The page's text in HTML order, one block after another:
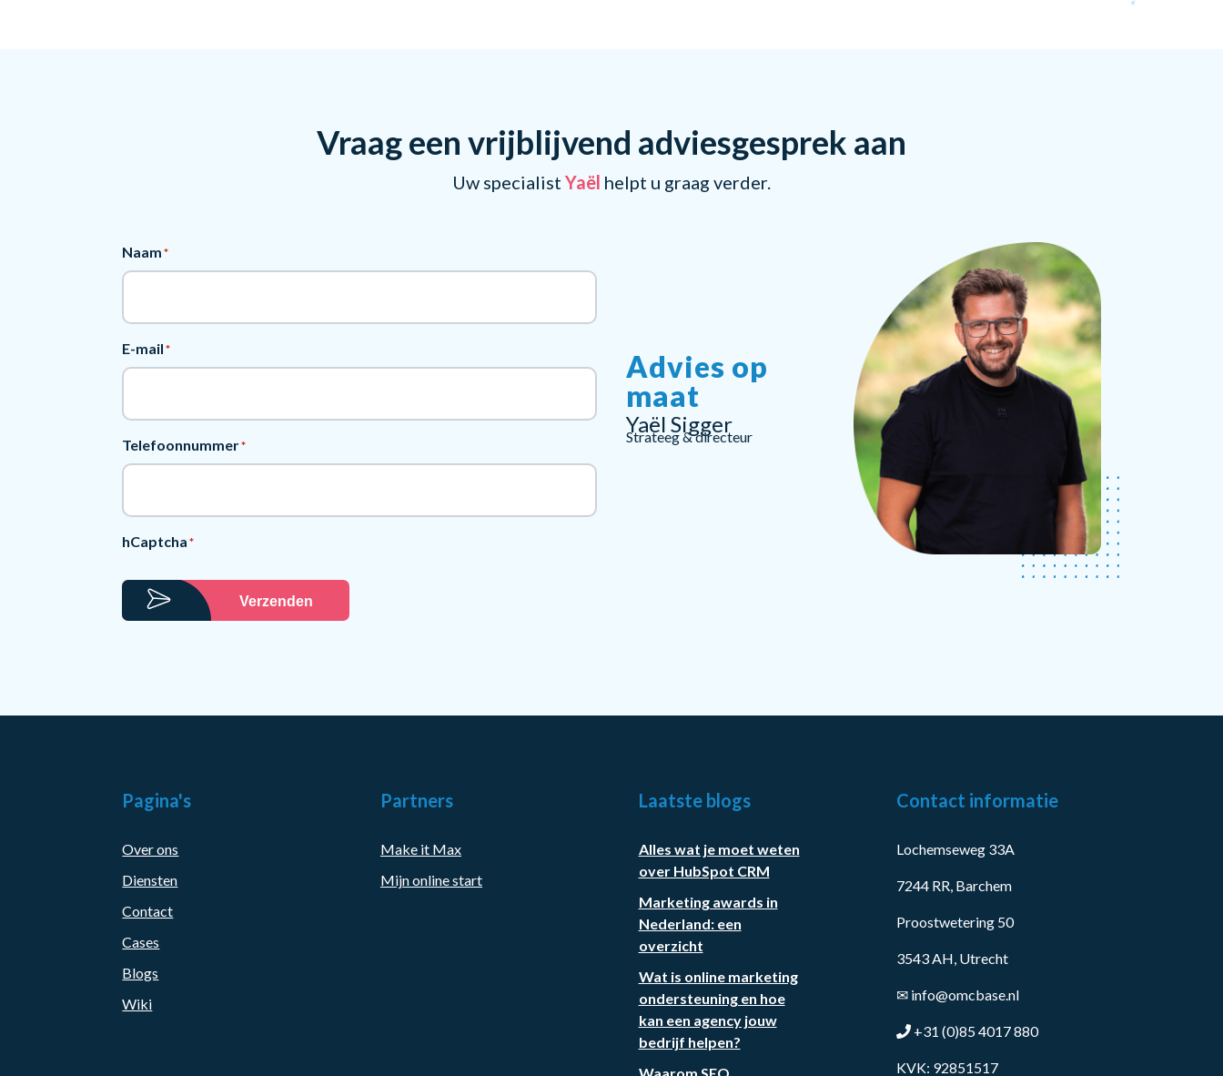
Vraag een vrijblijvend adviesgesprek aan
Uw specialist Yaël helpt u graag verder.
Naam *
E-mail *
Telefoonnummer*
hCaptcha *
Verzenden
Advies op
maat
Yaël Sigger
Strateeg & directeur
Pagina's
Over ons
Diensten
Contact
Cases
Blogs
Wiki
Partners
Make it Max
Mijn online start
Laatste blogs
Alles wat je moet weten
over HubSpot CRM
Marketing awards in
Nederland: een
overzicht
Wat is online marketing
ondersteuning en hoe
kan een agency jouw
bedrijf helpen?
Waarom SEO
Contact informatie
Lochemseweg 33A
7244 RR, Barchem
Proostwetering 50
3543 AH, Utrecht
✉ info@omcbase.nl
+31 (0)85 4017 880
KVK: 92851517